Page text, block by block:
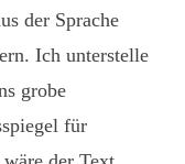
der Sprache
Ich unterstelle
grobe
für